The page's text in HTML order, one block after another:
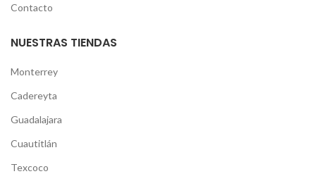
Contacto
NUESTRAS TIENDAS
Monterrey
Cadereyta
Guadalajara
Cuautitlán
Texcoco